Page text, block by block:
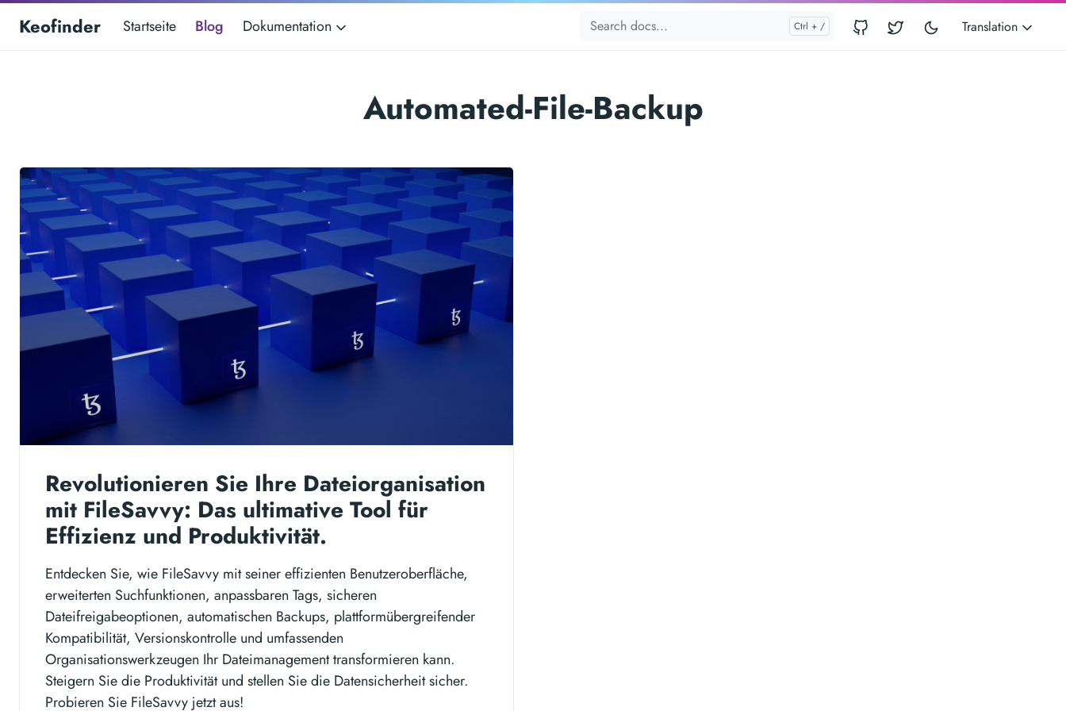
Keofinder Startseite Blog Dokumentation Translation
Automated-File-Backup
Revolutionieren Sie Ihre Dateiorganisation
mit FileSavvy: Das ultimative Tool für
Effizienz und Produktivität.
Entdecken Sie, wie FileSavvy mit seiner effizienten Benutzeroberfläche,
erweiterten Suchfunktionen, anpassbaren Tags, sicheren
Dateifreigabeoptionen, automatischen Backups, plattformübergreifender
Kompatibilität, Versionskontrolle und umfassenden
Organisationswerkzeugen Ihr Dateimanagement transformieren kann.
Steigern Sie die Produktivität und stellen Sie die Datensicherheit sicher.
Probieren Sie FileSavvy jetzt aus!